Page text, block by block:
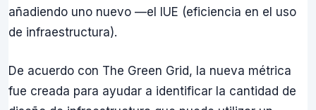
añadiendo uno nuevo —el IUE (eficiencia en el uso
de infraestructura).
De acuerdo con The Green Grid, la nueva métrica
fue creada para ayudar a identificar la cantidad de